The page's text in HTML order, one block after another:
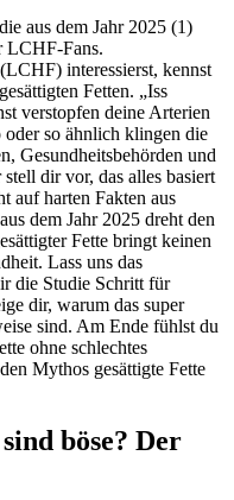
aus dem Jahr 2025 (1)
LCHF-Fans.
interessierst, kennst
Fetten. „Iss
verstopfen deine Arterien
so ähnlich klingen die
Gesundheitsbehörden und
dir vor, das alles basiert
auf harten Fakten aus
dem Jahr 2025 dreht den
Fette bringt keinen
Lass uns das
die Studie Schritt für
dir, warum das super
sind. Am Ende fühlst du
ohne schlechtes
Mythos gesättigte Fette
böse? Der